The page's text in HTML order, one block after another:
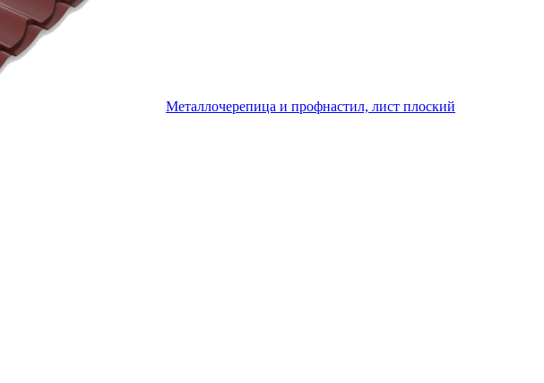
Металлочерепица и профнастил, лист плоский